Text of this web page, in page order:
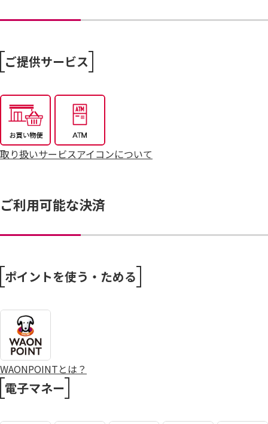
ご提供サービス
取り扱いサービスアイコンについて
ご利用可能な決済
ポイントを使う・ためる
WAONPOINTとは？
電子マネー